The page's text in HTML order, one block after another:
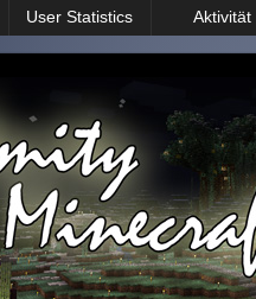
User Statistics Aktivität